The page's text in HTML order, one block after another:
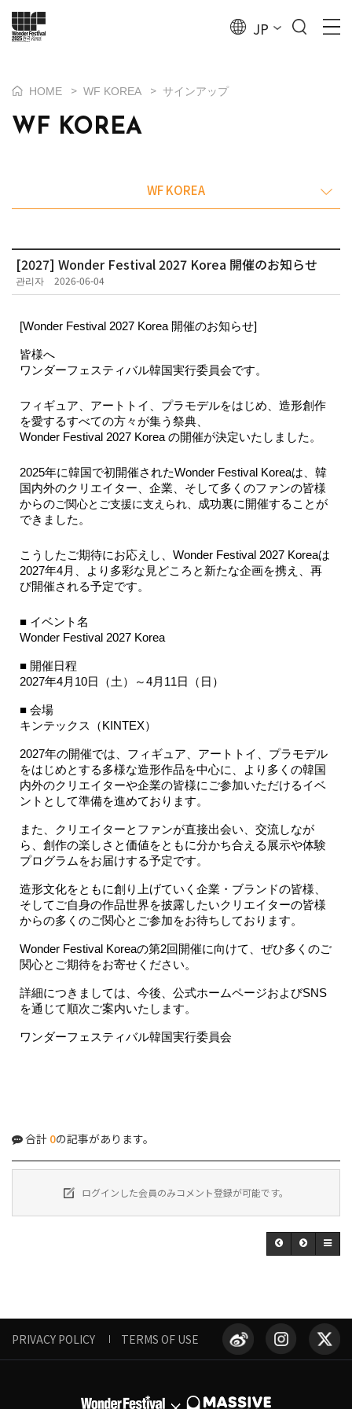
JP
HOME > WF KOREA > サインアップ
WF KOREA
WF KOREA
[2027] Wonder Festival 2027 Korea 開催のお知らせ
관리자 2026-06-04
[Wonder Festival 2027 Korea 開催のお知らせ]
皆様へ
ワンダーフェスティバル韓国実行委員会です。
フィギュア、アートトイ、プラモデルをはじめ、造形創作
を愛するすべての方々が集う祭典、
Wonder Festival 2027 Korea の開催が決定いたしました。
2025年に韓国で初開催されたWonder Festival Koreaは、韓
国内外のクリエイター、企業、そして多くのファンの皆様
からのご関心とご支援に支えられ、 成功裏に開催することが
できました。
こうしたご期待にお応えし、Wonder Festival 2027 Koreaは
2027年4月、より多彩な見どころと新たな企画を携え、再
び開催される予定です。
■ イベント名
Wonder Festival 2027 Korea
■ 開催日程
2027年4月10日（土）～4月11日（日）
■ 会場
キンテックス（KINTEX）
2027年の開催では、フィギュア、アートトイ、プラモデル
をはじめとする多様な造形作品を中心に、より多くの韓国
内外のクリエイターや企業の皆様にご参加いただけるイベ
ントとして準備を進めております。
また、クリエイターとファンが直接出会い、交流しなが
ら、創作の楽しさと価値をともに分かち合える展示や体験
プログラムをお届けする予定です。
造形文化をともに創り上げていく企業・ブランドの皆様、
そしてご自身の作品世界を披露したいクリエイターの皆様
からの多くのご関心とご参加をお待ちしております。
Wonder Festival Koreaの第2回開催に向けて、ぜひ多くのご
関心とご期待をお寄せください。
詳細につきましては、今後、公式ホームページおよびSNS
を通じて順次ご案内いたします。
ワンダーフェスティバル韓国実行委員会
合計 0の記事があります。
ログインした会員のみコメント登録が可能です。
PRIVACY POLICY TERMS OF USE